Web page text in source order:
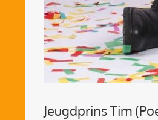
Jeugdprins Tim